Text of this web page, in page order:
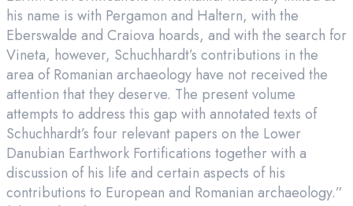
his name is with Pergamon and Haltern, with the
Eberswalde and Craiova hoards, and with the search for
Vineta, however, Schuchhardt’s contributions in the
area of Romanian archaeology have not received the
attention that they deserve. The present volume
attempts to address this gap with annotated texts of
Schuchhardt’s four relevant papers on the Lower
Danubian Earthwork Fortifications together with a
discussion of his life and certain aspects of his
contributions to European and Romanian archaeology.”